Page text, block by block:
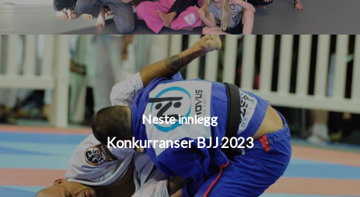
Neste innlegg
Konkurranser BJJ 2023